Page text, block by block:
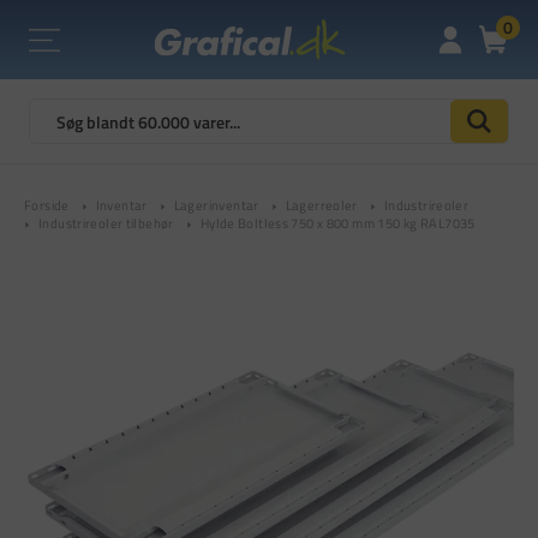
0
Forside Inventar Lagerinventar Lagerreoler
Industrireoler
Industrireoler tilbehør
Hylde Boltless 750 x 800 mm 150 kg RAL7035